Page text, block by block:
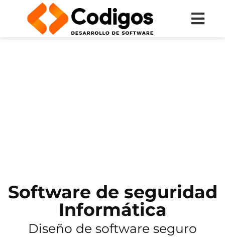
Software de seguridad
Informática
Diseño de software seguro